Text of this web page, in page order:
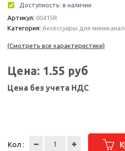
Доступность: в наличии
Артикул: 00415R
Категория: Аксессуары для
(Смотреть все характеристики)
Цена: 1.55 руб
Цена без учета НДС
Кол :